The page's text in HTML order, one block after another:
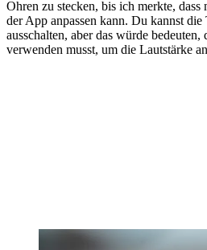
Ohren zu stecken, bis ich merkte,
der App anpassen kann. Du kannst
ausschalten, aber das würde bedeuten,
verwenden musst, um die Lautstärke